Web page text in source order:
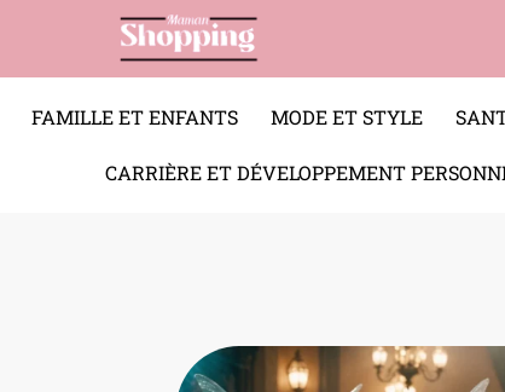
FAMILLE ET ENFANTS MODE ET STYLE
CARRIÈRE ET DÉVELOPPEMENT